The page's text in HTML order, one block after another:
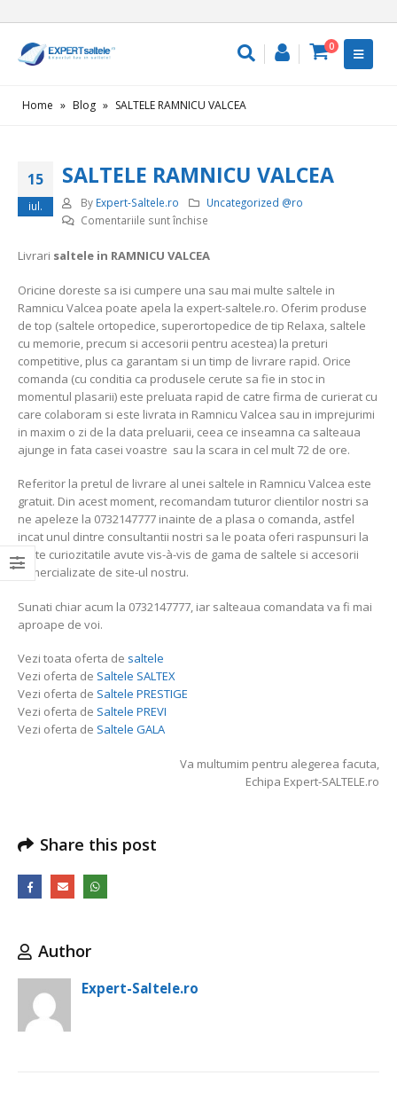
0
Home » Blog » SALTELE RAMNICU VALCEA
15
iul.
SALTELE RAMNICU VALCEA
By Expert-Saltele.ro
Uncategorized @ro
Comentariile sunt închisepentru
RAMNICU
Livrari saltele in RAMNICU VALCEA
Oricine doreste sa isi cumpere una sau mai multe saltele in
Ramnicu Valcea poate apela la expert-saltele.ro. Oferim produse
de top (saltele ortopedice, superortopedice de tip Relaxa, saltele
cu memorie, precum si accesorii pentru acestea) la preturi
competitive, plus ca garantam si un timp de livrare rapid. Orice
comanda (cu conditia ca produsele cerute sa fie in stoc in
momentul plasarii) este preluata rapid de catre firma de curierat cu
care colaboram si este livrata in Ramnicu Valcea sau in imprejurimi
in maxim o zi de la data preluarii, ceea ce inseamna ca salteaua
ajunge in fata casei voastre sau la scara in cel mult 72 de ore.
Referitor la pretul de livrare al unei saltele in Ramnicu Valcea este
gratuit. Din acest moment, recomandam tuturor clientilor nostri sa
ne apeleze la 0732147777 inainte de a plasa o comanda, astfel
incat unul dintre consultantii nostri sa le poata oferi raspunsuri la
toate curiozitatile avute vis-à-vis de gama de saltele si accesorii
comercializate de site-ul nostru.
Sunati chiar acum la 0732147777, iar salteaua comandata va fi mai
aproape de voi.
Vezi toata oferta de saltele
Vezi oferta de Saltele SALTEX
Vezi oferta de Saltele PRESTIGE
Vezi oferta de Saltele PREVI
Vezi oferta de Saltele GALA
Va multumim pentru alegerea facuta,
Echipa Expert-SALTELE.ro
Share this post
Author
Expert-Saltele.ro